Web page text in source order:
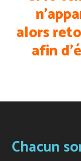
alors
afin
Chacun